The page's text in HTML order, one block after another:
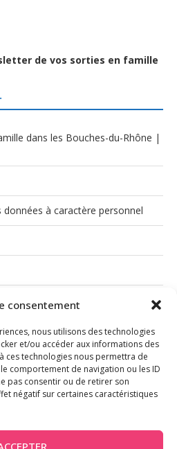
consentement
nous utilisons des technologies
et/ou accéder aux informations des
ces technologies nous permettra de
comportement de navigation ou les ID
pas consentir ou de retirer son
négatif sur certaines caractéristiques
de vos sorties en famille
dans les Bouches-du-Rhône |
à caractère personnel